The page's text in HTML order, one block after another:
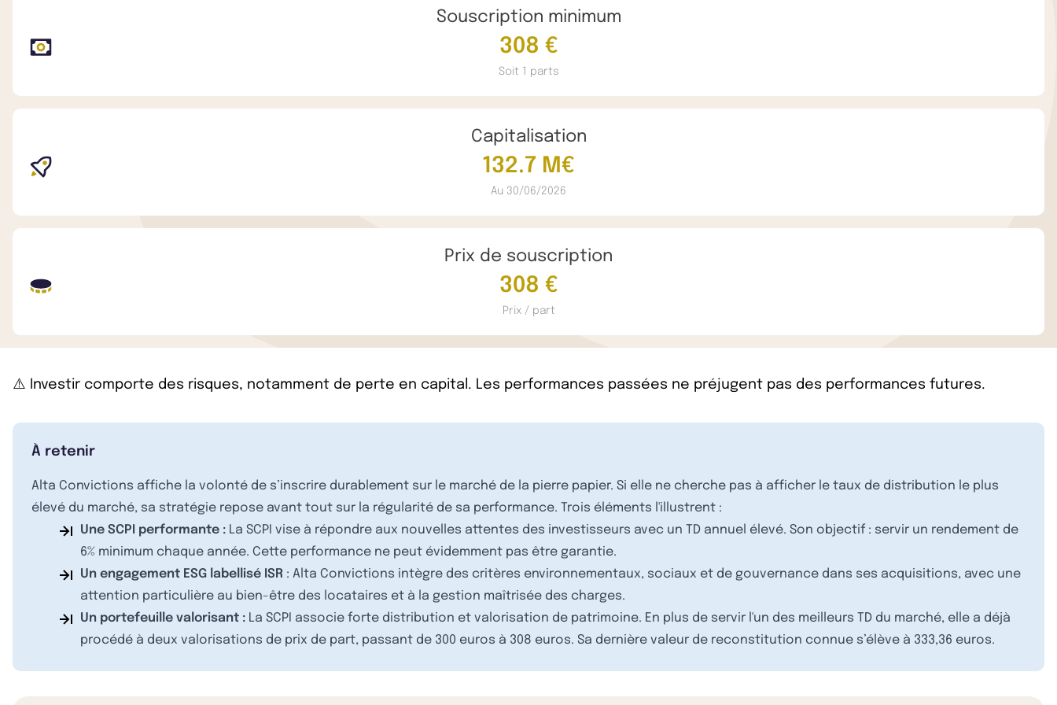
Souscription minimum
308 €
Soit 1 parts
Capitalisation
132.7 M€
Au 30/06/2026
Prix de souscription
308 €
Prix / part
⚠️ Investir comporte des risques, notamment de perte en capital. Les performances passées ne préjugent pas des performances futures.
À retenir
Alta Convictions affiche la volonté de s’inscrire durablement sur le marché de la pierre papier. Si elle ne cherche pas à afficher le taux de distribution le plus
élevé du marché, sa stratégie repose avant tout sur la régularité de sa performance. Trois éléments l'illustrent :
Une SCPI performante : La SCPI vise à répondre aux nouvelles attentes des investisseurs avec un TD annuel élevé. Son objectif : servir un rendement de
6% minimum chaque année. Cette performance ne peut évidemment pas être garantie.
Un engagement ESG labellisé ISR : Alta Convictions intègre des critères environnementaux, sociaux et de gouvernance dans ses acquisitions, avec une
attention particulière au bien-être des locataires et à la gestion maîtrisée des charges.
Un portefeuille valorisant : La SCPI associe forte distribution et valorisation de patrimoine. En plus de servir l'un des meilleurs TD du marché, elle a déjà
procédé à deux valorisations de prix de part, passant de 300 euros à 308 euros. Sa dernière valeur de reconstitution connue s’élève à 333,36 euros.